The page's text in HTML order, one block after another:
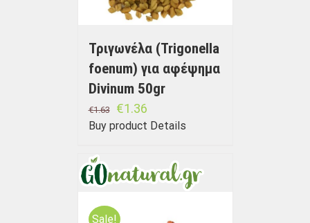
Τριγωνέλα (Trigonella
foenum) για αφέψημα
Divinum 50gr
€1.63 €1.36
Buy product Details
Sale!